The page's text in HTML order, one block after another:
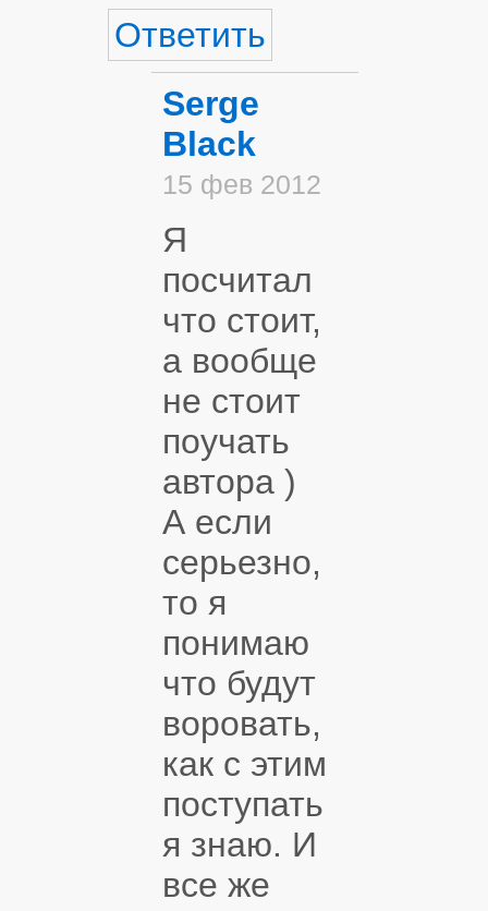
Ответить
Serge
Black
15 фев 2012
Я
посчитал
что стоит,
а вообще
не стоит
поучать
автора )
А если
серьезно,
то я
понимаю
что будут
воровать,
как с этим
поступать
я знаю. И
все же